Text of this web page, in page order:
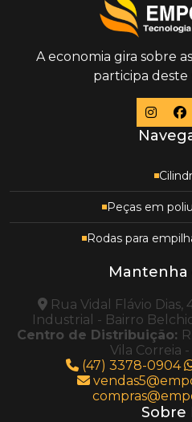
A economia gira sobre
participa
Peças em
Rodas para
Rua Vidal Flávio Dias,
Industrial - Bairro
Centro de Distribuição:
Vila Correia
(47) 3378-0904
Sobre